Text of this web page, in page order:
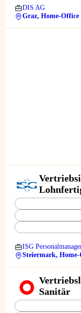
DIS AG
Graz, Home-Office
ISG
Steiermark,
Sanitär